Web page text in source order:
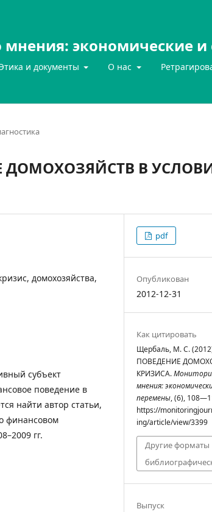
экономические
и документы О нас
В
домохозяйства,
субъект
поведение в
найти автор статьи,
финансовом
гг.
pdf
Опубликован
2012-12-31
Как цитировать
Щербаль, М. С.
ПОВЕДЕНИЕ
КРИЗИСА.
мнения:
перемены, (6),
https://
ing/article/view/3399
Другие форматы
Выпуск